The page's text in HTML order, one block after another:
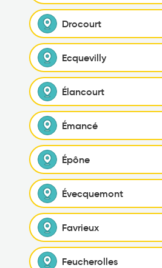
Drocourt
Ecquevilly
Élancourt
Émancé
Épône
Évecquemont
Favrieux
Feucherolles